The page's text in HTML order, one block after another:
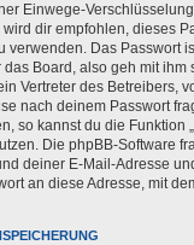
Einwege-
dir empfohlen, dieses
verwenden. Das Passwort
Board, also geh mit ihm
Vertreter des Betreibers,
nach deinem Passwort
so kannst du die Funktion
Die phpBB-Software
deiner E-Mail-Adresse
an diese Adresse, mit